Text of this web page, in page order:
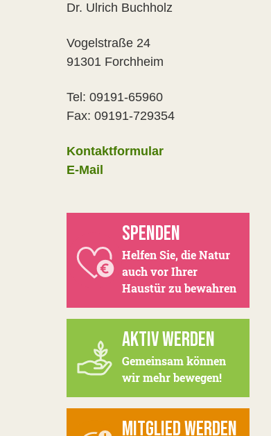
Dr. Ulrich Buchholz
Vogelstraße 24
91301 Forchheim
Tel: 09191-65960
Fax: 09191-729354
Kontaktformular
E-Mail
SPENDEN
Helfen Sie, die Natur
auch vor Ihrer
Haustür zu bewahren
AKTIV WERDEN
Gemeinsam können
wir mehr bewegen!
MITGLIED WERDEN